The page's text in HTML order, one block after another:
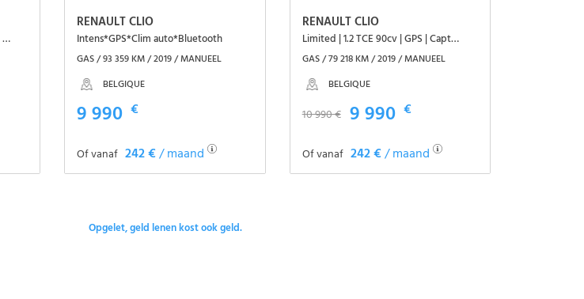
120 Jahre | 1.4 90Cv | GPS | Carplay | Clim | Capteurs AR
RENAULT CLIO
Intens*GPS*Clim auto*Bluetooth
GAS / 93 359 KM / 2019 / MANUEEL
BELGIQUE
9 990 €
Of vanaf 242 €/ maand
RENAULT CLIO
Limited | 1.2 TCE 90cv | GPS | Capteurs Ar | Clim auto
GAS / 79 218 KM / 2019 / MANUEEL
BELGIQUE
10 990 € 9 990 €
Of vanaf 242 €/ maand
Opgelet, geld lenen kost ook geld.